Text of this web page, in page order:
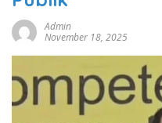
Admin
November 18, 2025